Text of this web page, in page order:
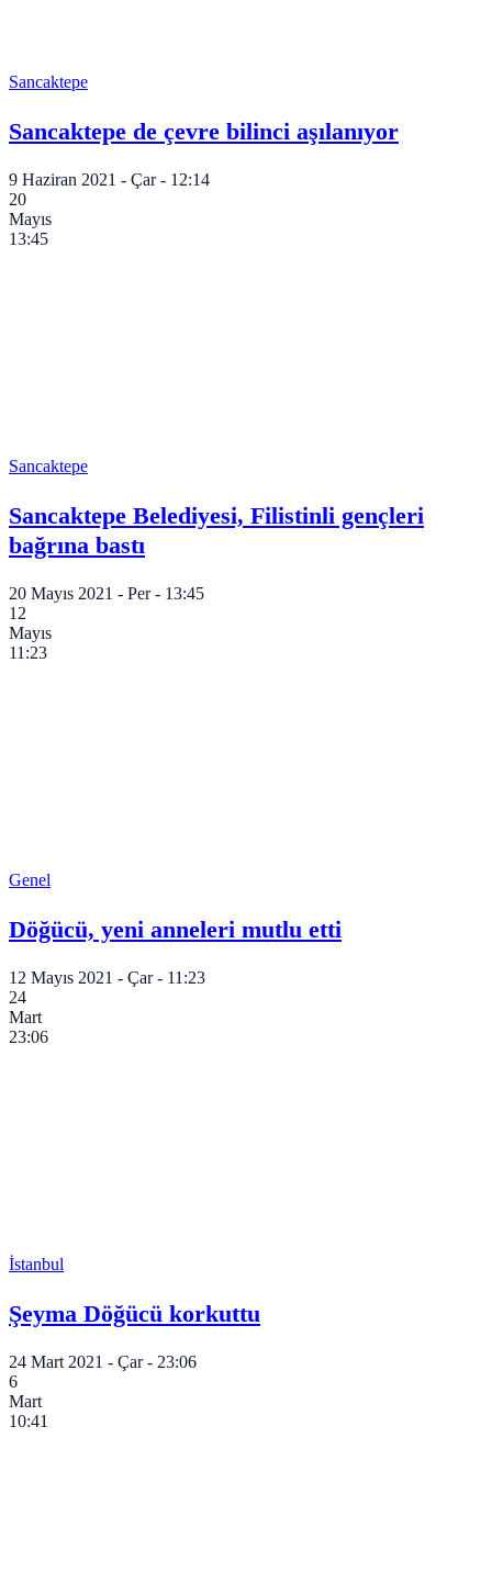
Sancaktepe
Sancaktepe de çevre bilinci aşılanıyor
9 Haziran 2021 - Çar - 12:14
20
Mayıs
13:45
Sancaktepe
Sancaktepe Belediyesi, Filistinli gençleri
bağrına bastı
20 Mayıs 2021 - Per - 13:45
12
Mayıs
11:23
Genel
Döğücü, yeni anneleri mutlu etti
12 Mayıs 2021 - Çar - 11:23
24
Mart
23:06
İstanbul
Şeyma Döğücü korkuttu
24 Mart 2021 - Çar - 23:06
6
Mart
10:41